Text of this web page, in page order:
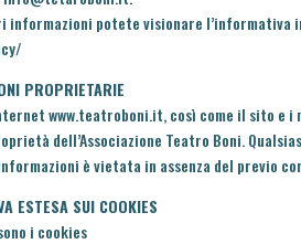
informazioni potete visionare l’informativa
PROPRIETARIE
www.teatroboni.it, così come il sito e
dell’Associazione Teatro Boni.
è vietata in assenza del previo
ESTESA SUI COOKIES
i cookies